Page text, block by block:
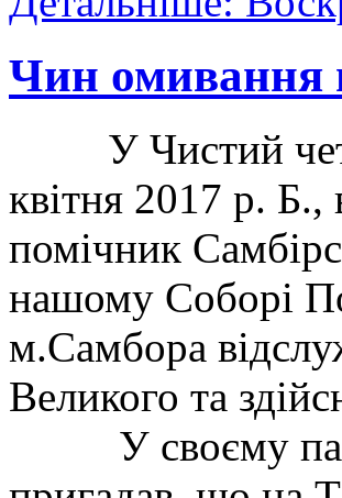
Чин омивання
У Чистий
квітня 2017 р. Б.,
помічник
нашому Соборі
м.Самбора
Великого та
У своєму